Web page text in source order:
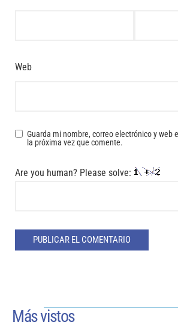
Web
Guarda mi nombre, correo electrónico y web
la próxima vez que comente.
Are you human? Please solve:
Más vistos